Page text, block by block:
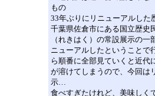
もの
33年ぶりにリニューアルした
千葉県佐倉市にある国立歴史
（れきはく）の常設展示の一
ニューアルしたということで
ら順番に全部見ていくと近代
が溶けてしまうので、今回は
示…
食べすぎたけれど、美味しく